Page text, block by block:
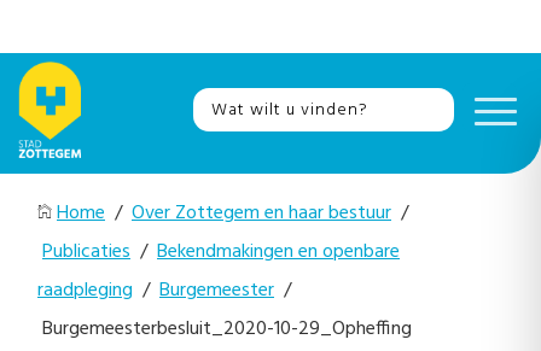
Home / Over Zottegem en haar bestuur /
Publicaties / Bekendmakingen en openbare
raadpleging / Burgemeester /
Burgemeesterbesluit_2020-10-29_Opheffing